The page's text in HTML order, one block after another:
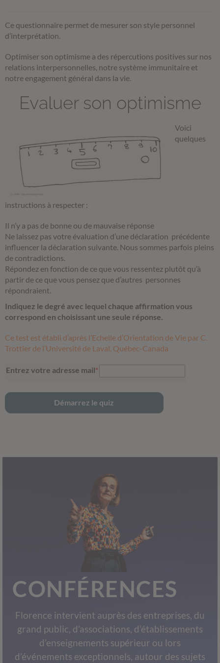
Ce questionnaire permet de mesurer son style personnel
d’interprétation.
Optimiser son optimisme a des répercutions positives sur nos
relations interpersonnelles, notre système immunitaire et
notre engagement général dans la vie.
Evaluer son optimisme
Voici
quelques
instructions à respecter :
Il n’y a pas de bonne ou de mauvaise réponse
Ne laissez pas votre évaluation d’une déclaration précédente
influencer la déclaration suivante. Nous sommes parfois pleins
de contradictions.
Répondez en fonction de ce que vous ressentez plutôt qu’à
partir de ce que vous pensez que d’autres personnes
répondraient.
Indiquez le degré avec lequel chaque affirmation vous
correspond en choisissant une seule réponse.
Ce test est établi d’après l’Echelle d’Orientation de Vie par C.
Trottier de l’Université de Laval, Québec-Canada
Entrez votre adresse mail*
CONFÉRENCES
Florence intervient auprès des entreprises, du
grand public, d’associations, d’établissements
d’enseignements supérieur ou lors
d’événements exceptionnels, autour des sujets